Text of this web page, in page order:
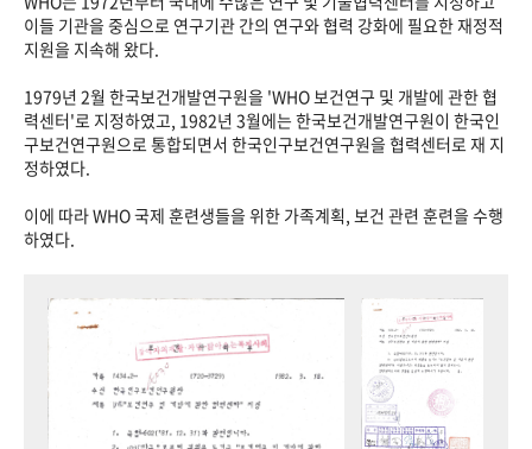
이들 기관을 중심으로 연구기관 간의 연구와 협력 강화에 필요한 재정적
지원을 지속해 왔다.
1979년 2월 한국보건개발연구원을 'WHO 보건연구 및 개발에 관한 협
력센터'로 지정하였고, 1982년 3월에는 한국보건개발연구원이 한국인
구보건연구원으로 통합되면서 한국인구보건연구원을 협력센터로 재 지
정하였다.
이에 따라 WHO 국제 훈련생들을 위한 가족계획, 보건 관련 훈련을 수행
하였다.